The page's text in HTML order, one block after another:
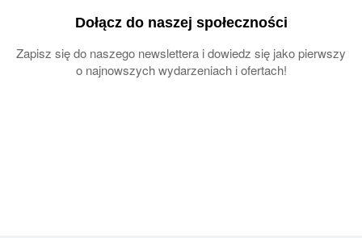
Dołącz do naszej społeczności
Zapisz się do naszego newslettera i dowiedz się jako pierwszy
o najnowszych wydarzeniach i ofertach!